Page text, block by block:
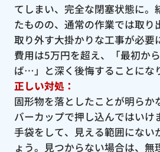
てしまい、完全な閉塞状態に。
たものの、通常の作業では取り
取り外す大掛かりな工事が必要
費用は5万円を超え、「最初か
ば…」と深く後悔することにな
正しい対処：
固形物を落としたことが明らか
バーカップで押し込んではいけ
手袋をして、見える範囲にない
ょう。見つからない場合は、無